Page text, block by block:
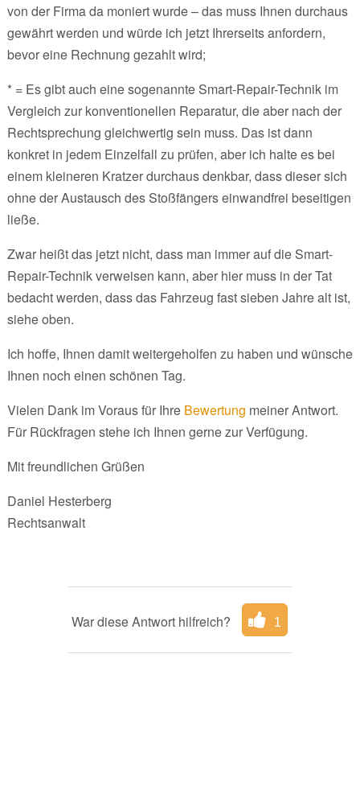
von der Firma da moniert wurde – das muss Ihnen durchaus
gewährt werden und würde ich jetzt Ihrerseits anfordern,
bevor eine Rechnung gezahlt wird;
* = Es gibt auch eine sogenannte Smart-Repair-Technik im
Vergleich zur konventionellen Reparatur, die aber nach der
Rechtsprechung gleichwertig sein muss. Das ist dann
konkret in jedem Einzelfall zu prüfen, aber ich halte es bei
einem kleineren Kratzer durchaus denkbar, dass dieser sich
ohne der Austausch des Stoßfängers einwandfrei beseitigen
ließe.
Zwar heißt das jetzt nicht, dass man immer auf die Smart-
Repair-Technik verweisen kann, aber hier muss in der Tat
bedacht werden, dass das Fahrzeug fast sieben Jahre alt ist,
siehe oben.
Ich hoffe, Ihnen damit weitergeholfen zu haben und wünsche
Ihnen noch einen schönen Tag.
Vielen Dank im Voraus für Ihre Bewertung meiner Antwort.
Für Rückfragen stehe ich Ihnen gerne zur Verfügung.
Mit freundlichen Grüßen
Daniel Hesterberg
Rechtsanwalt
War diese Antwort hilfreich? 1